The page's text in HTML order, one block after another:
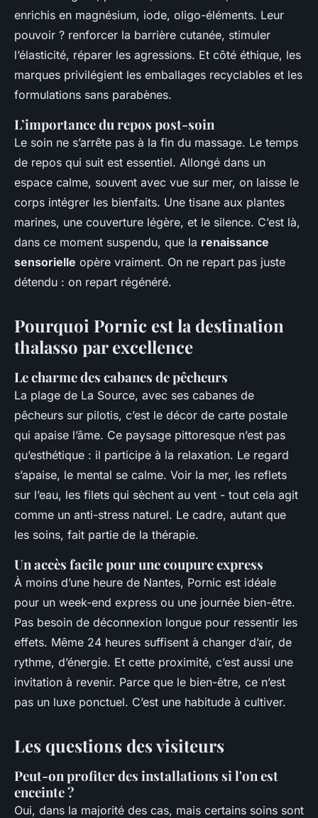
enrichis en magnésium, iode, oligo-éléments. Leur
pouvoir ? renforcer la barrière cutanée, stimuler
l’élasticité, réparer les agressions. Et côté éthique, les
marques privilégient les emballages recyclables et les
formulations sans parabènes.
L’importance du repos post-soin
Le soin ne s’arrête pas à la fin du massage. Le temps
de repos qui suit est essentiel. Allongé dans un
espace calme, souvent avec vue sur mer, on laisse le
corps intégrer les bienfaits. Une tisane aux plantes
marines, une couverture légère, et le silence. C’est là,
dans ce moment suspendu, que la renaissance
sensorielle opère vraiment. On ne repart pas juste
détendu : on repart régénéré.
Pourquoi Pornic est la destination
thalasso par excellence
Le charme des cabanes de pêcheurs
La plage de La Source, avec ses cabanes de
pêcheurs sur pilotis, c’est le décor de carte postale
qui apaise l’âme. Ce paysage pittoresque n’est pas
qu’esthétique : il participe à la relaxation. Le regard
s’apaise, le mental se calme. Voir la mer, les reflets
sur l’eau, les filets qui sèchent au vent - tout cela agit
comme un anti-stress naturel. Le cadre, autant que
les soins, fait partie de la thérapie.
Un accès facile pour une coupure express
À moins d’une heure de Nantes, Pornic est idéale
pour un week-end express ou une journée bien-être.
Pas besoin de déconnexion longue pour ressentir les
effets. Même 24 heures suffisent à changer d’air, de
rythme, d’énergie. Et cette proximité, c’est aussi une
invitation à revenir. Parce que le bien-être, ce n’est
pas un luxe ponctuel. C’est une habitude à cultiver.
Les questions des visiteurs
Peut-on profiter des installations si l'on est
enceinte ?
Oui, dans la majorité des cas, mais certains soins sont